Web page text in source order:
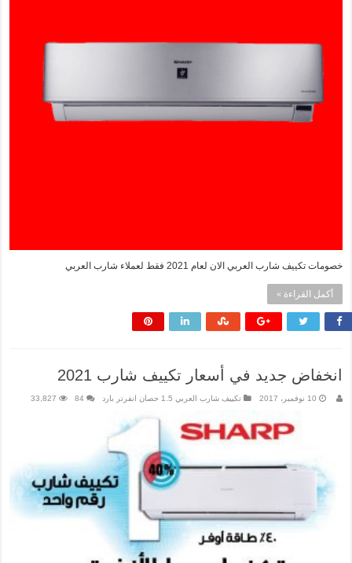
خصومات تكييف شارب العربي الان لعام 2021 فقط لعملاء شارب العربي
أكمل القراءة »
انخفاض جديد في أسعار تكييف شارب 2021
10 نوفمبر، 2017 تكييف شارب العربي 1.5 حصان انفرتر بارد 84
33,827